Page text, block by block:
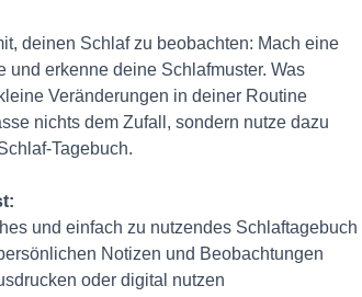
deinen Schlaf zu beobachten: Mach eine
und erkenne deine Schlafmuster. Was
Veränderungen in deiner Routine
nichts dem Zufall, sondern nutze dazu
Tagebuch.
und einfach zu nutzendes Schlaftagebuch
Notizen und Beobachtungen
oder digital nutzen